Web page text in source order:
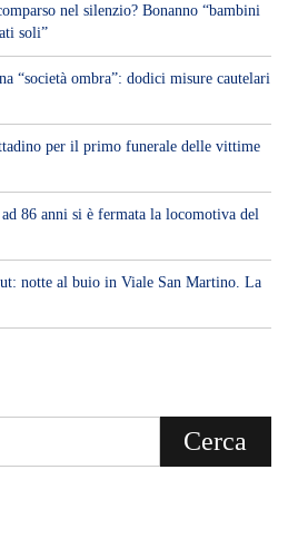
nel silenzio? Bonanno “bambini
soli”
“società ombra”: dodici misure cautelari
per il primo funerale delle vittime
86 anni si è fermata la locomotiva del
notte al buio in Viale San Martino. La